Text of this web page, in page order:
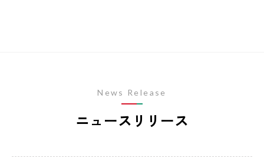
ニュースリリース
News Release